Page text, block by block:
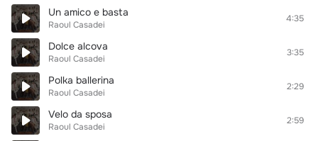
Un amico e basta
Raoul Casadei
4:35
Dolce alcova
Raoul Casadei
3:35
Polka ballerina
Raoul Casadei
2:29
Velo da sposa
Raoul Casadei
2:59